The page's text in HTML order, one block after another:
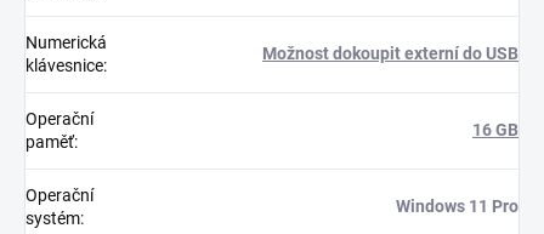
Numerická
klávesnice:
Možnost dokoupit externí do USB
Operační
paměť:
16 GB
Operační
systém:
Windows 11 Pro